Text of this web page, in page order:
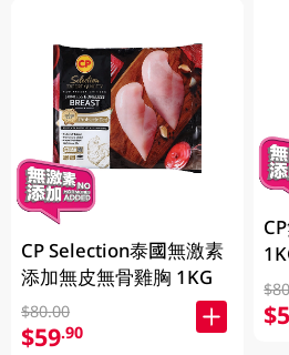
CP Selection泰國無激素
添加無皮無骨雞胸 1KG
$80.00
$59.90